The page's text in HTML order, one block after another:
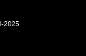
2025